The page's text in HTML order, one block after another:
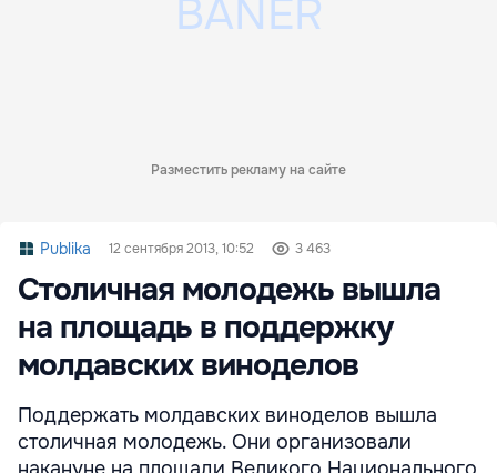
Разместить рекламу на сайте
Publika 12 сентября 2013, 10:52 3 463
Столичная молодежь вышла
на площадь в поддержку
молдавских виноделов
Поддержать молдавских виноделов вышла
столичная молодежь. Они организовали